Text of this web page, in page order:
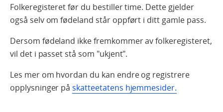
Folkeregisteret før du bestiller time. Dette gjelder
også selv om fødeland står oppført i ditt gamle pass.
Dersom fødeland ikke fremkommer av folkeregisteret,
vil det i passet stå som "ukjent".
Les mer om hvordan du kan endre og registrere
opplysninger påskatteetatens hjemmesider.